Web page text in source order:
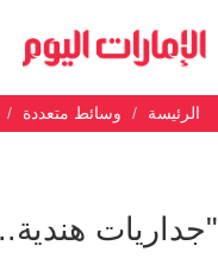
الرئيسة وسائط متعددة
"جداريات